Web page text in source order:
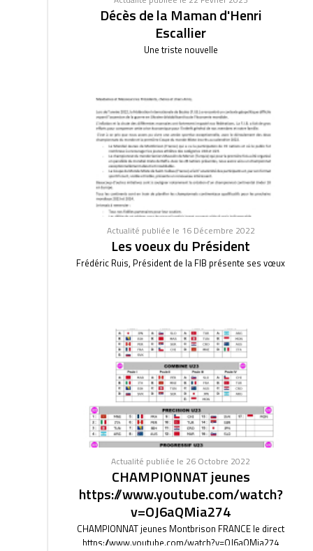
Décès de la Maman d'Henri
Escallier
Une triste nouvelle
Actualité publiée le 16 Décembre 2022
Les voeux du Président
Frédéric Ruis, Président de la FIB présente ses vœux
Actualité publiée le 26 Octobre 2022
CHAMPIONNAT jeunes
https://www.youtube.com/watch?
v=OJ6aQMia274
CHAMPIONNAT jeunes Montbrison FRANCE le direct
https://www.youtube.com/watch?v=OJ6aQMia274